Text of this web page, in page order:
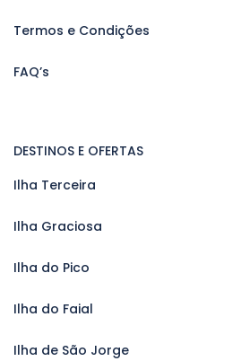
Termos e Condições
FAQ’s
DESTINOS E OFERTAS
Ilha Terceira
Ilha Graciosa
Ilha do Pico
Ilha do Faial
Ilha de São Jorge